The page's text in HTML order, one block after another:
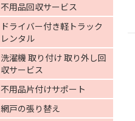
不用品回収サービス
ドライバー付き軽トラック
レンタル
洗濯機 取り付け 取り外し回
収サービス
不用品片付けサポート
網戸の張り替え